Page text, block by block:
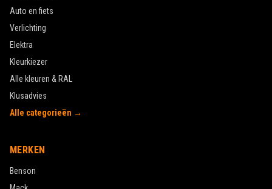
Auto en fiets
Verlichting
Elektra
Kleurkiezer
Alle kleuren & RAL
Klusadvies
Alle categorieën →
MERKEN
Benson